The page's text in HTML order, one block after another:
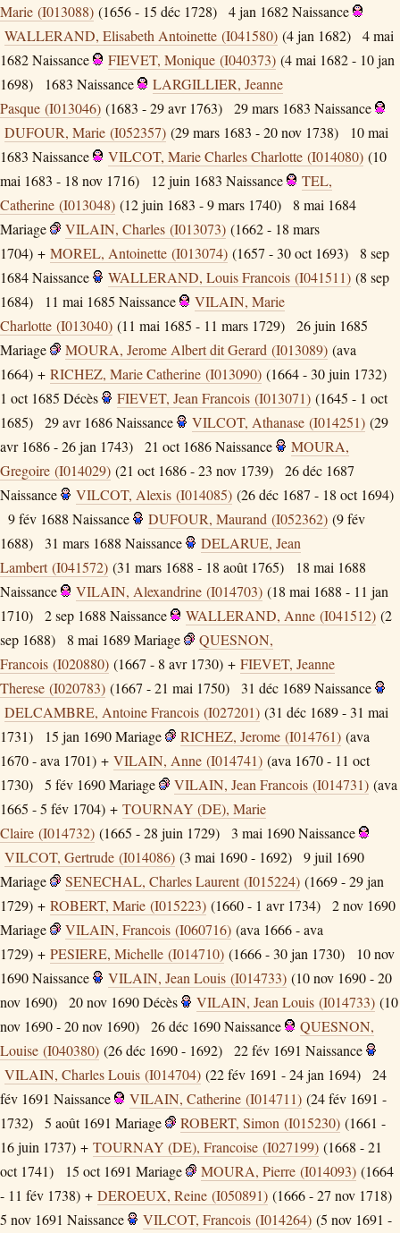
Marie (I013088) (1656 - 15 déc 1728) 4 jan 1682Naissance
WALLERAND, Elisabeth Antoinette (I041580) (4 jan 1682)
4 mai
1682Naissance FIEVET, Monique (I040373) (4 mai 1682 - 10 jan
1698)
1683 Naissance
LARGILLIER, Jeanne
Pasque (I013046) (1683 - 29 avr 1763) 29 mars 1683 Naissance
DUFOUR, Marie (I052357) (29 mars 1683 - 20 nov 1738)
10 mai
1683 Naissance VILCOT, Marie Charles Charlotte (I014080) (10
mai 1683 - 18 nov 1716)
12 juin 1683 Naissance
TEL,
Catherine (I013048) (12 juin 1683 - 9 mars 1740)
8 mai 1684
Mariage
VILAIN, Charles (I013073) (1662 - 18 mars
1704) + MOREL, Antoinette (I013074) (1657 - 30 oct 1693)
8 sep
1684Naissance WALLERAND, Louis Francois (I041511) (8 sep
1684)
11 mai 1685 Naissance
VILAIN, Marie
Charlotte (I013040) (11 mai 1685 - 11 mars 1729)
26 juin 1685
Mariage
MOURA, Jerome Albert dit Gerard (I013089) (ava
1664) + RICHEZ, Marie Catherine (I013090) (1664 - 30 juin 1732)
1 oct 1685 Décès FIEVET, Jean Francois (I013071) (1645 - 1 oct
1685)
29 avr 1686Naissance VILCOT, Athanase (I014251) (29
avr 1686 - 26 jan 1743)
21 oct 1686Naissance
MOURA,
Gregoire (I014029) (21 oct 1686 - 23 nov 1739)
26 déc 1687
Naissance
VILCOT, Alexis (I014085) (26 déc 1687 - 18 oct 1694)
9 fév 1688 Naissance DUFOUR, Maurand (I052362) (9 fév
1688)
31 mars 1688 Naissance
DELARUE, Jean
Lambert (I041572) (31 mars 1688 - 18 août 1765)
18 mai 1688
Naissance
VILAIN, Alexandrine (I014703) (18 mai 1688 - 11 jan
1710)
2 sep 1688 Naissance WALLERAND, Anne (I041512) (2
sep 1688)
8 mai 1689Mariage
QUESNON,
Francois (I020880) (1667 - 8 avr 1730) + FIEVET, Jeanne
Therese (I020783) (1667 - 21 mai 1750) 31 déc 1689Naissance
DELCAMBRE, Antoine Francois (I027201) (31 déc 1689 - 31 mai
1731)
15 jan 1690Mariage RICHEZ, Jerome (I014761) (ava
1670 - ava 1701) + VILAIN, Anne (I014741) (ava 1670 - 11 oct
1730)
5 fév 1690Mariage VILAIN, Jean Francois (I014731) (ava
1665 - 5 fév 1704) + TOURNAY (DE), Marie
Claire (I014732) (1665 - 28 juin 1729) 3 mai 1690Naissance
VILCOT, Gertrude (I014086) (3 mai 1690 - 1692)
9 juil 1690
Mariage
SENECHAL, Charles Laurent (I015224) (1669 - 29 jan
1729) + ROBERT, Marie (I015223) (1660 - 1 avr 1734)
2 nov 1690
Mariage
VILAIN, Francois (I060716) (ava 1666 - ava
1729) + PESIERE, Michelle (I014710) (1666 - 30 jan 1730)
10 nov
1690Naissance VILAIN, Jean Louis (I014733) (10 nov 1690 - 20
nov 1690)
20 nov 1690Décès VILAIN, Jean Louis (I014733) (10
nov 1690 - 20 nov 1690)
26 déc 1690Naissance
QUESNON,
Louise (I040380) (26 déc 1690 - 1692) 22 fév 1691 Naissance
VILAIN, Charles Louis (I014704) (22 fév 1691 - 24 jan 1694)
24
fév 1691 Naissance VILAIN, Catherine (I014711) (24 fév 1691 -
1732)
5 août 1691 Mariage ROBERT, Simon (I015230) (1661 -
16 juin 1737) + TOURNAY (DE), Francoise (I027199) (1668 - 21
oct 1741)
15 oct 1691 Mariage MOURA, Pierre (I014093) (1664
- 11 fév 1738) + DEROEUX, Reine (I050891) (1666 - 27 nov 1718)
5 nov 1691 Naissance VILCOT, Francois (I014264) (5 nov 1691 -